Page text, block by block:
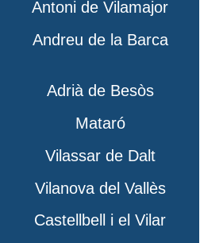
Antoni de Vilamajor
Andreu de la Barca
Adrià de Besòs
Mataró
Vilassar de Dalt
Vilanova del Vallès
Castellbell i el Vilar